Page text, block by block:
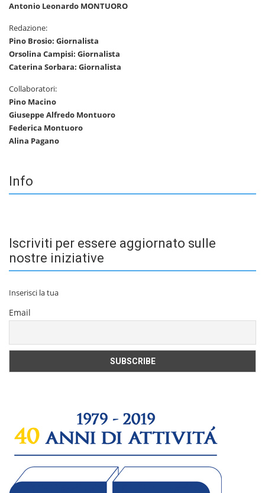
Antonio Leonardo MONTUORO
Redazione:
Pino Brosio: Giornalista
Orsolina Campisi: Giornalista
Caterina Sorbara: Giornalista
Collaboratori:
Pino Macino
Giuseppe Alfredo Montuoro
Federica Montuoro
Alina Pagano
Info
Iscriviti per essere aggiornato sulle
nostre iniziative
Inserisci la tua
Email